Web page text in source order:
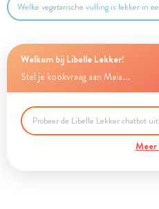
Welke vegetarische vulling is lekker in
Welkom bij Libelle Lekker!
Stel je kookvraag aan Maia...